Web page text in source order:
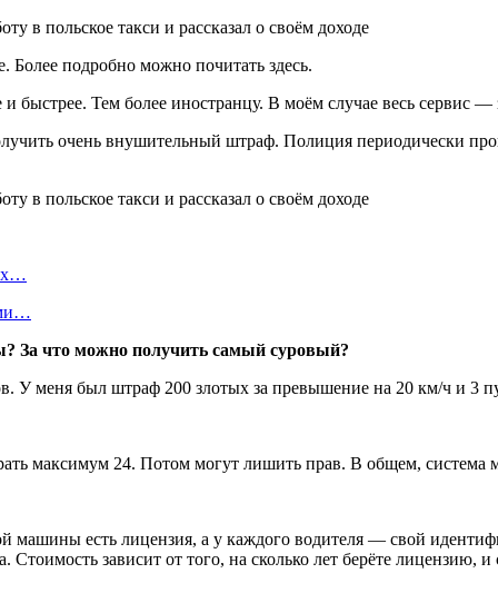
подробно можно почитать здесь.
быстрее. Тем более иностранцу. В моём случае весь сервис
очень внушительный штраф. Полиция периодически
За что можно получить самый суровый?
У меня был штраф 200 злотых за превышение на 20 км/ч и 3
максимум 24. Потом могут лишить прав. В общем, система
есть лицензия, а у каждого водителя — свой
зависит от того, на сколько лет берёте лицензию,